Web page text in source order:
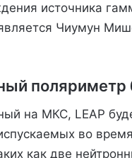
источника
Чиумун
поляриметр
на МКС, LEAP
во
как две